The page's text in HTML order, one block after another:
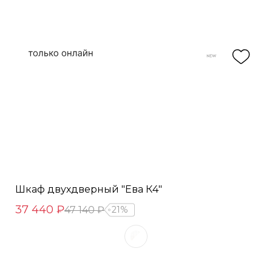
Шкаф двухдверный "Ева К4"
37 440 ₽47 140 ₽ 21%